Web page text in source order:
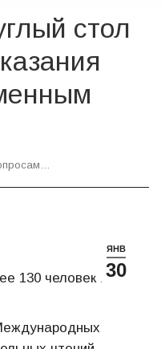
стол
ЯНВ
30
130 человек из